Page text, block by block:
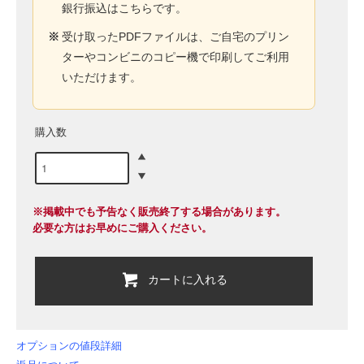
銀行振込はこちらです。
※ 受け取ったPDFファイルは、ご自宅のプリン
ターやコンビニのコピー機で印刷してご利用
いただけます。
購入数
※掲載中でも予告なく販売終了する場合があります。
必要な方はお早めにご購入ください。
カートに入れる
オプションの値段詳細